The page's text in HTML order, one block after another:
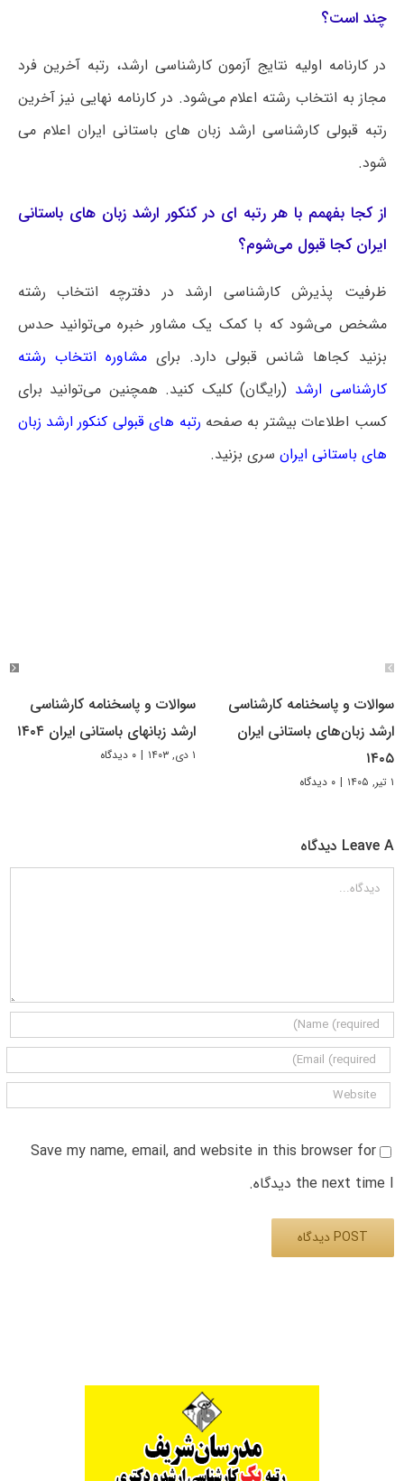
چند است؟
در کارنامه اولیه نتایج آزمون کارشناسی ارشد، رتبه آخرین فرد
مجاز به انتخاب رشته اعلام می‌شود. در کارنامه نهایی نیز آخرین
رتبه قبولی کارشناسی ارشد زبان های باستانی ایران اعلام می
شود.
از کجا بفهمم با هر رتبه ای در کنکور ارشد زبان های باستانی
ایران کجا قبول می‌شوم؟
ظرفیت پذیرش کارشناسی ارشد در دفترچه انتخاب رشته
مشخص می‌شود که با کمک یک مشاور خبره می‌توانید حدس
بزنید کجاها شانس قبولی دارد. برایمشاوره انتخاب رشته
کارشناسی ارشد (رایگان) کلیک کنید. همچنین می‌توانید برای
کسب اطلاعات بیشتر به صفحه رتبه های قبولی کنکور ارشد زبان
های باستانی ایران سری بزنید.
سوالات و پاسخنامه کارشناسی
ارشد زبان‌های باستانی ایران
۱۴۰۵
۱ تیر, ۱۴۰۵ | ۰ دیدگاه
سوالات و پاسخنامه کارشناسی
ارشد زبانهای باستانی ایران ۱۴۰۴
۱ دی, ۱۴۰۳ | ۰ دیدگاه
Leave A دیدگاه
دیدگاه
Save my name, email, and website in this browser for
the next time I دیدگاه.